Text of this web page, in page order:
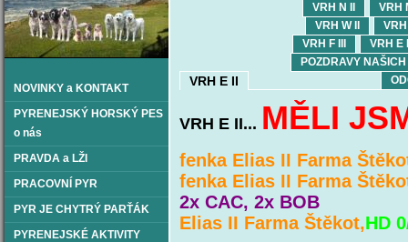
NOVINKY a KONTAKT
PYRENEJSKÝ HORSKÝ PES
o nás
PRAVDA a LŽI
PRACOVNÍ PYR
PYR JE CHYTRÝ PARŤÁK
PYRENEJSKÉ AKTIVITY
VRH E II
VRH
VRH N II
VRH W II
VRH E
VRH F III
POZDRAVY
VRH E II... MĚLI
fenka Elias II Farma
fenka Elias II Farma
2x CAC, 2x BOB
Elias II Farma Štěkot,HD